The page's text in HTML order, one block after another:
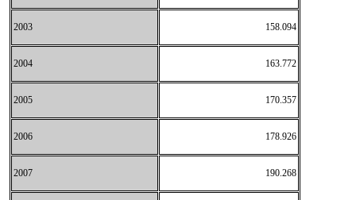
2003 158.094
2004 163.772
2005 170.357
2006 178.926
2007 190.268